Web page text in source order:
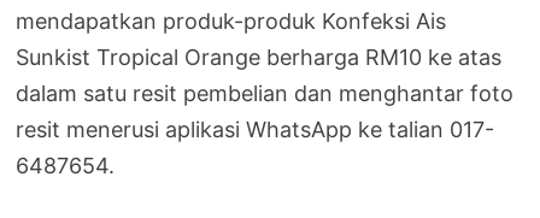
mendapatkan produk-produk Konfeksi Ais
Sunkist Tropical Orange berharga RM10 ke atas
dalam satu resit pembelian dan menghantar foto
resit menerusi aplikasi WhatsApp ke talian 017-
6487654.